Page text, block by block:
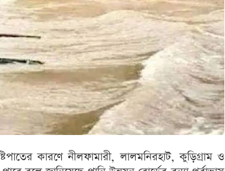
কারণে নীলফামারী, লালমনিরহাট, কুড়িগ্রাম ও